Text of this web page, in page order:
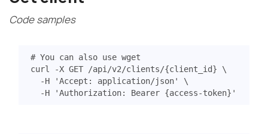
Code samples
# You can also use wget
curl -X GET /api/v2/clients/{client_id}
  -H
'Accept: application/json'
  -H
'Authorization: Bearer {access-token}'